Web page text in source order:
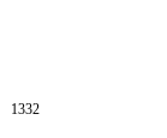
1332